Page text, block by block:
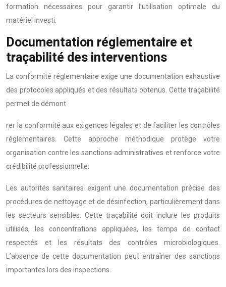
formation nécessaires pour garantir l’utilisation optimale du
matériel investi.
Documentation réglementaire et
traçabilité des interventions
La conformité réglementaire exige une documentation exhaustive
des protocoles appliqués et des résultats obtenus. Cette traçabilité
permet de démont
rer la conformité aux exigences légales et de faciliter les contrôles
réglementaires. Cette approche méthodique protège votre
organisation contre les sanctions administratives et renforce votre
crédibilité professionnelle.
Les autorités sanitaires exigent une documentation précise des
procédures de nettoyage et de désinfection, particulièrement dans
les secteurs sensibles. Cette traçabilité doit inclure les produits
utilisés, les concentrations appliquées, les temps de contact
respectés et les résultats des contrôles microbiologiques.
L’absence de cette documentation peut entraîner des sanctions
importantes lors des inspections.